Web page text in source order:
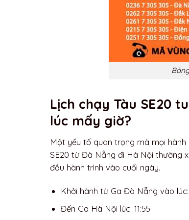
Lịch chạy Tàu SE20
lúc mấy giờ?
Một yếu tố quan trọng mà mọi
SE20 từ Đà Nẵng đi Hà Nội thường
đầu hành trình vào cuối ngày.
Khởi hành từ Ga Đà Nẵng vào lúc:
Đến Ga Hà Nội lúc: 11:55